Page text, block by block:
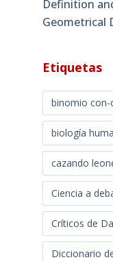
Definition
Geometrical
Etiquetas
binomio con-
biología
cazando
Ciencia a
Críticos de
Diccionario